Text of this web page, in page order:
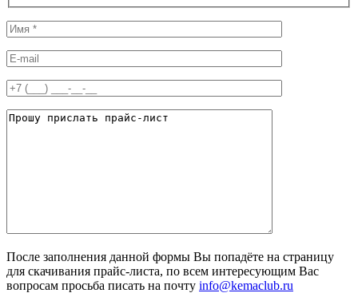
После заполнения данной формы Вы попадёте на страницу
для скачивания прайс-листа, по всем интересующим Вас
вопросам просьба писать на почту info@kemaclub.ru